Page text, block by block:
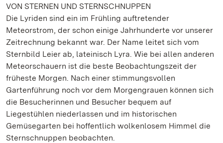
VON STERNEN UND STERNSCHNUPPEN
Die Lyriden sind ein im Frühling auftretender
Meteorstrom, der schon einige Jahrhunderte vor unserer
Zeitrechnung bekannt war. Der Name leitet sich vom
Sternbild Leier ab, lateinisch Lyra. Wie bei allen anderen
Meteorschauern ist die beste Beobachtungszeit der
früheste Morgen. Nach einer stimmungsvollen
Gartenführung noch vor dem Morgengrauen können sich
die Besucherinnen und Besucher bequem auf
Liegestühlen niederlassen und im historischen
Gemüsegarten bei hoffentlich wolkenlosem Himmel die
Sternschnuppen beobachten.